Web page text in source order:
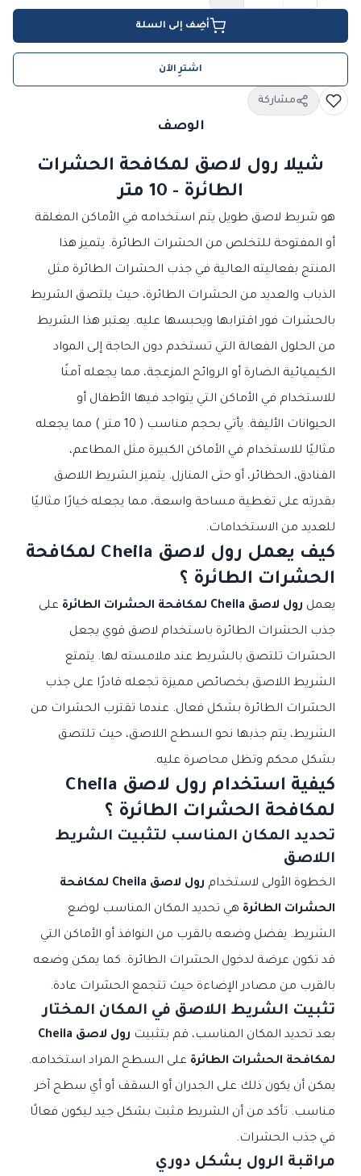
أضِف إلى السلة
اشترِ الآن
مشاركة
الوصف
شيلا رول لاصق لمكافحة الحشرات
الطائرة - 10 متر
هو شريط لاصق طويل يتم استخدامه في الأماكن المغلقة
أو المفتوحة للتخلص من الحشرات الطائرة. يتميز هذا
المنتج بفعاليته العالية في جذب الحشرات الطائرة مثل
الذباب والعديد من الحشرات الطائرة، حيث يلتصق الشريط
بالحشرات فور اقترابها ويحبسها عليه. يعتبر هذا الشريط
من الحلول الفعالة التي تستخدم دون الحاجة إلى المواد
الكيميائية الضارة أو الروائح المزعجة، مما يجعله آمنًا
للاستخدام في الأماكن التي يتواجد فيها الأطفال أو
الحيوانات الأليفة. يأتي بحجم مناسب ( 10 متر ) مما يجعله
مثاليًا للاستخدام في الأماكن الكبيرة مثل المطاعم،
الفنادق، الحظائر، أو حتى المنازل. يتميز الشريط اللاصق
بقدرته على تغطية مساحة واسعة، مما يجعله خيارًا مثاليًا
للعديد من الاستخدامات.
كيف يعمل رول لاصق Cheila لمكافحة
الحشرات الطائرة ؟
يعمل رول لاصق Cheila لمكافحة الحشرات الطائرة
على
جذب الحشرات الطائرة باستخدام لاصق قوي يجعل
الحشرات تلتصق بالشريط عند ملامسته لها. يتمتع
الشريط اللاصق بخصائص مميزة تجعله قادرًا على جذب
الحشرات الطائرة بشكل فعال. عندما تقترب الحشرات من
الشريط، يتم جذبها نحو السطح اللاصق، حيث تلتصق
بشكل محكم وتظل محاصرة عليه.
كيفية استخدام رول لاصق Cheila
لمكافحة الحشرات الطائرة ؟
تحديد المكان المناسب لتثبيت الشريط
اللاصق
الخطوة الأولى لاستخدام
رول لاصق Cheila لمكافحة
الحشرات الطائرة هي تحديد المكان المناسب لوضع
الشريط. يفضل وضعه بالقرب من النوافذ أو الأماكن التي
قد تكون عرضة لدخول الحشرات الطائرة. كما يمكن وضعه
بالقرب من مصادر الإضاءة حيث تتجمع الحشرات عادة.
تثبيت الشريط اللاصق في المكان المختار
بعد تحديد المكان المناسب، قم بتثبيت
رول لاصق Cheila
لمكافحة الحشرات الطائرة على السطح المراد استخدامه.
يمكن أن يكون ذلك على الجدران أو السقف أو أي سطح آخر
مناسب. تأكد من أن الشريط مثبت بشكل جيد ليكون فعالًا
في جذب الحشرات.
مراقبة الرول بشكل دوري